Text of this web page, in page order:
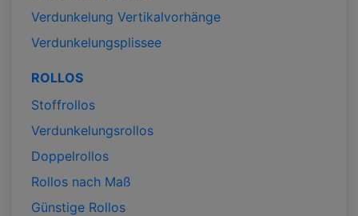
Verdunkelung Vertikalvorhänge
Verdunkelungsplissee
ROLLOS
Stoffrollos
Verdunkelungsrollos
Doppelrollos
Rollos nach Maß
Günstige Rollos